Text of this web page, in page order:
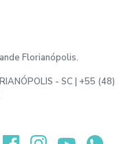
Florianópolis.
- SC | +55 (48)